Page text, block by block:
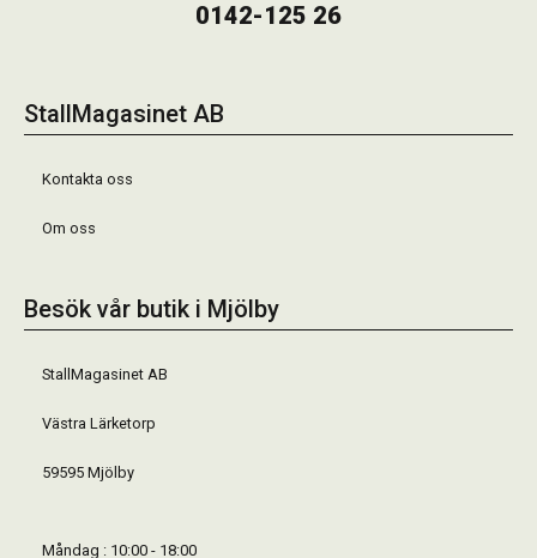
0142-125 26
StallMagasinet AB
Kontakta oss
Om oss
Besök vår butik i Mjölby
StallMagasinet AB
Västra Lärketorp
59595 Mjölby
Måndag : 10:00 - 18:00